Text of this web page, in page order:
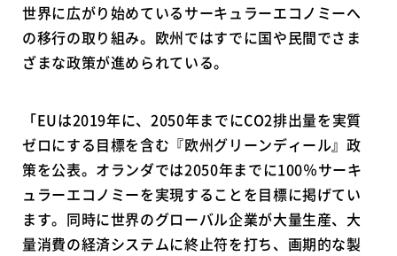
世界に広がり始めているサーキュラーエコノミーへ
の移行の取り組み。欧州ではすでに国や民間でさま
ざまな政策が進められている。
「EUは2019年に、2050年までにCO2排出量を実質
ゼロにする目標を含む『欧州グリーンディール』政
策を公表。オランダでは2050年までに100％サーキ
ュラーエコノミーを実現することを目標に掲げてい
ます。同時に世界のグローバル企業が大量生産、大
量消費の経済システムに終止符を打ち、画期的な製